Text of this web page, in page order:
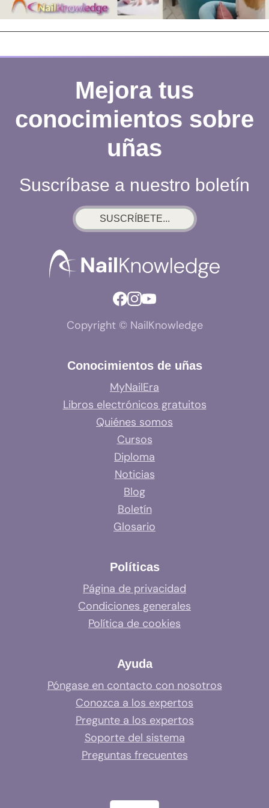
Mejora tus
conocimientos sobre
uñas
Suscríbase a nuestro boletín
SUSCRÍBETE...
Copyright © NailKnowledge
Conocimientos de uñas
MyNailEra
Libros electrónicos gratuitos
Quiénes somos
Cursos
Diploma
Noticias
Blog
Boletín
Glosario
Políticas
Página de privacidad
Condiciones generales
Política de cookies
Ayuda
Póngase en contacto con nosotros
Conozca a los expertos
Pregunte a los expertos
Soporte del sistema
Preguntas frecuentes